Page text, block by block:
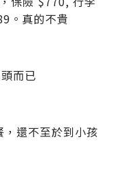
。真的不貴
而已
還不至於到小孩